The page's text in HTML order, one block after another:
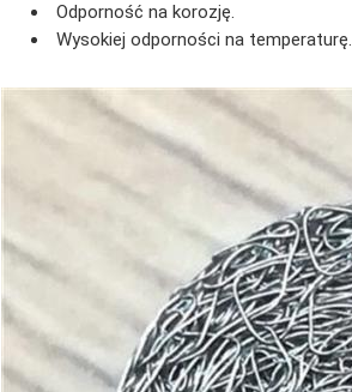
Odporność na korozję.
Wysokiej odporności na temperaturę.